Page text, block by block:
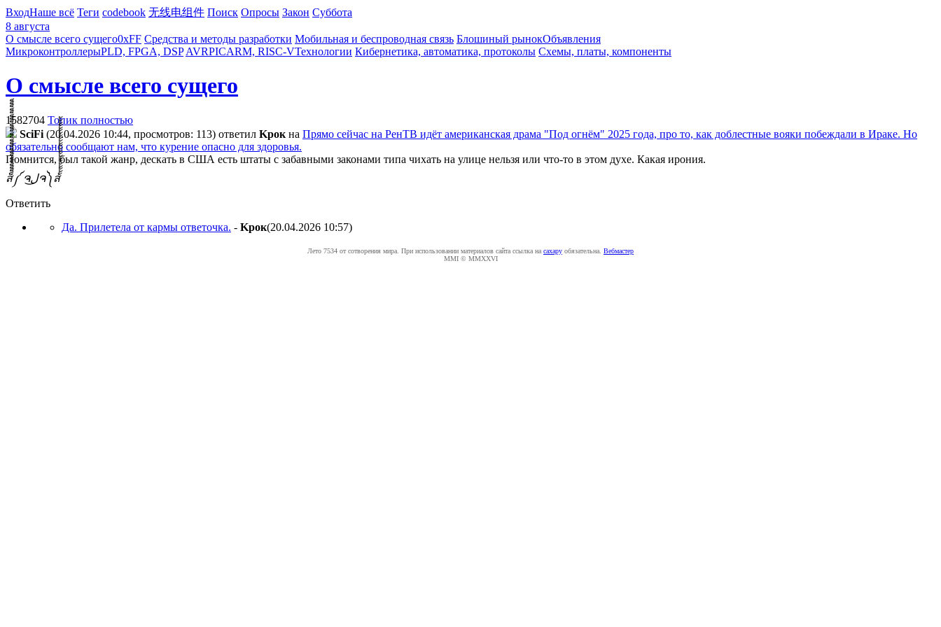
ВходНаше всё Теги codebook 无线电组件 Поиск Опросы Закон Суббота
8 августа
О смысле всего сущего0xFF Средства и методы разработки Мобильная и беспроводная связь Блошиный рынокОбъявления
МикроконтроллерыPLD, FPGA, DSP AVRPICARM, RISC-VТехнологии Кибернетика, автоматика, протоколы Схемы, платы, компоненты
О смысле всего сущего
1582704 Топик полностью
SciFi (20.04.2026 10:44, просмотров: 113) ответил Kpoк на Прямо сейчас на РенТВ идёт американская драма "Под огнём" 2025 года, про то, как доблестные вояки побеждали в Ираке. Но
обязательно сообщают нам, что курение опасно для здоровья.
Помнится, был такой жанр, дескать в США есть штаты с забавными законами типа чихать на улице нельзя или что-то в этом духе. Какая ирония.
ส็็็็็็็็็็็็็็็็็็็็็็็็็༼ ຈل͜ຈ༽ส้้้้้้้้้้้้้้้้้้้้้้้
Ответить
Да. Прилетела от кармы ответочка. - Kpoк(20.04.2026 10:57)
Лето 7534 от сотворения мира. При использовании материалов сайта ссылка на caxapу обязательна. Вебмастер
MMI © MMXXVI